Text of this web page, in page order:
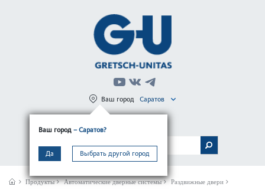
Ваш город – Саратов?
Да Выбрать другой город
Ваш город Саратов
МЕНЮ
Продукты Автом­ат­ические дверные сис­темы Раздвижные двери